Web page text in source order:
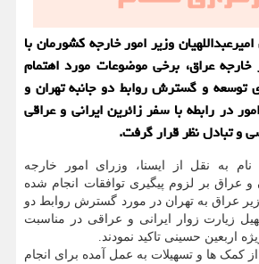
وزیر امور خارجه کشورمان با
عراق، برخی موضوعات مورد اهتمام
و گسترش روابط دو جانبه تهران و
در رابطه با سفر زائرین ایرانی و عراقی
و تبادل نظر قرار گرفت.
به نقل از ایسنا، وزرای امور خارجه
عراق بر لزوم پیگیری توافقات انجام شده
عراق به تهران در مورد گسترش روابط دو
زیارت زوار ایرانی و عراقی در مناسبت
اربعین حسینی تاکید نمودند.
از کمک ها و تسهیلات به عمل آمده برای انجام